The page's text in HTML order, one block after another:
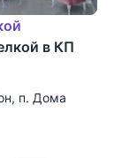
в КП
, п. Дома